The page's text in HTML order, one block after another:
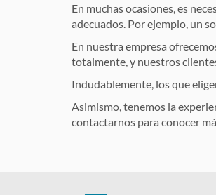
En muchas ocasiones, es
adecuados. Por ejemplo, un
En nuestra empresa
totalmente, y nuestros
Indudablemente, los que
Asimismo, tenemos la
contactarnos para conocer